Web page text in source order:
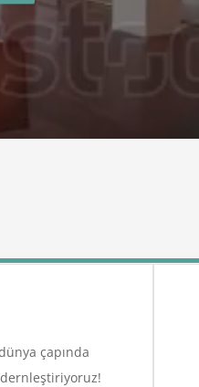
çapında